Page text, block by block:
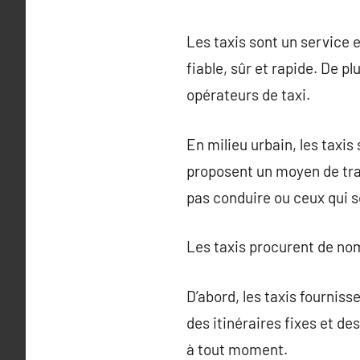
Les taxis sont un service
fiable, sûr et rapide. De
opérateurs de taxi.
En milieu urbain, les
proposent un moyen de
pas conduire ou ceux qui
Les taxis procurent de
D’abord, les taxis
des itinéraires fixes et
à tout moment.